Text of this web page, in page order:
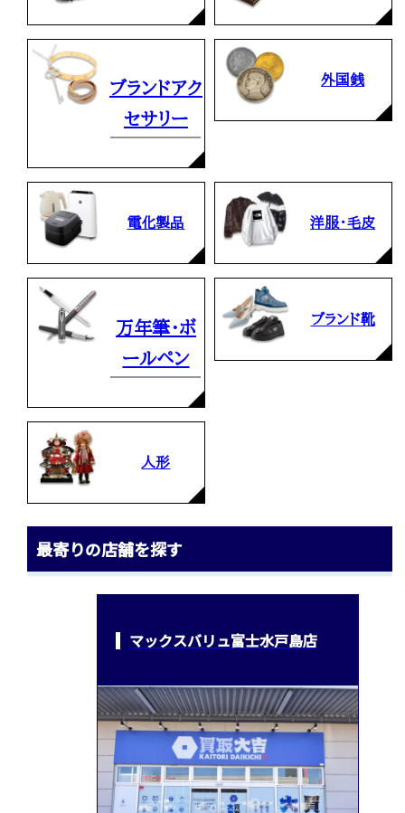
ブランドアク
セサリー
外国銭
電化製品 洋服・毛皮
万年筆・ボ
ールペン
ブランド靴
人形
最寄りの店舗を探す
マックスバリュ富士水戸島店